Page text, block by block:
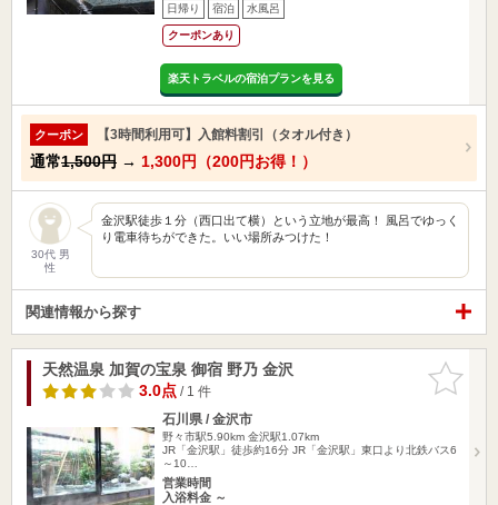
日帰り 宿泊 水風呂
クーポンあり
楽天トラベルの宿泊プランを見る
クーポン 【3時間利用可】入館料割引（タオル付き）
通常1,500円 → 1,300円（200円お得！）
30代 男
性
金沢駅徒歩１分（西口出て横）という立地が最高！ 風呂でゆっく
り電車待ちができた。いい場所みつけた！
関連情報から探す
お気に入
りに追加
天然温泉 加賀の宝泉 御宿 野乃 金沢
3.0点/ 1 件
石川県 / 金沢市
野々市駅5.90km 金沢駅1.07km
JR「金沢駅」徒歩約16分 JR「金沢駅」東口より北鉄バス6
～10…
営業時間
入浴料金 ～